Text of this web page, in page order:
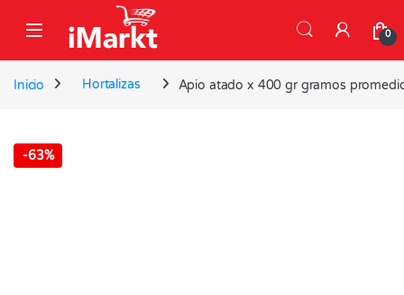
0
Inicio Hortalizas Apio atado x 400 gr gramos
-63%